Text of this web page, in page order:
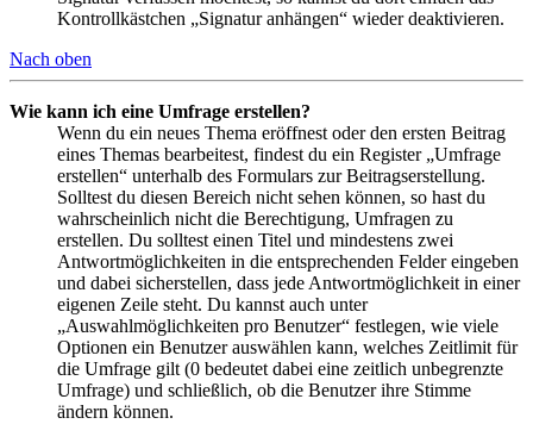
Kontrollkästchen „Signatur anhängen“ wieder deaktivieren.
Nach oben
Wie kann ich eine Umfrage erstellen?
Wenn du ein neues Thema eröffnest oder den ersten Beitrag
eines Themas bearbeitest, findest du ein Register „Umfrage
erstellen“ unterhalb des Formulars zur Beitragserstellung.
Solltest du diesen Bereich nicht sehen können, so hast du
wahrscheinlich nicht die Berechtigung, Umfragen zu
erstellen. Du solltest einen Titel und mindestens zwei
Antwortmöglichkeiten in die entsprechenden Felder eingeben
und dabei sicherstellen, dass jede Antwortmöglichkeit in einer
eigenen Zeile steht. Du kannst auch unter
„Auswahlmöglichkeiten pro Benutzer“ festlegen, wie viele
Optionen ein Benutzer auswählen kann, welches Zeitlimit für
die Umfrage gilt (0 bedeutet dabei eine zeitlich unbegrenzte
Umfrage) und schließlich, ob die Benutzer ihre Stimme
ändern können.